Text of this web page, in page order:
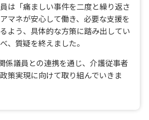
は「痛ましい事件を二度と繰り返さ
マネが安心して働き、必要な支援を
よう、具体的な方策に踏み出してい
、質疑を終えました。
係議員との連携を通じ、介護従事者
策実現に向けて取り組んでいきま